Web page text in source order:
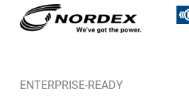
ENTERPRISE-READY